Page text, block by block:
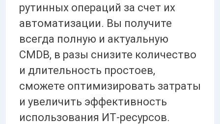
рутинных операций за счет их
автоматизации. Вы получите
всегда полную и актуальную
CMDB, в разы снизите количество
и длительность простоев,
сможете оптимизировать затраты
и увеличить эффективность
использования ИТ-ресурсов.